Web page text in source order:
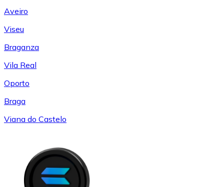
Aveiro
Viseu
Braganza
Vila Real
Oporto
Braga
Viana do Castelo